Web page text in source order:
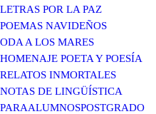
LETRAS POR LA PAZ
POEMAS NAVIDEÑOS
ODA A LOS MARES
HOMENAJE POETA Y POESÍA
RELATOS INMORTALES
NOTAS DE LINGÜÍSTICA
PARAALUMNOSPOSTGRADO